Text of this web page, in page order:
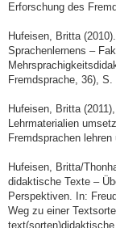
Erforschung des
Hufeisen, Britta
Sprachenlernens –
Fremdsprache, 36), S.
Hufeisen, Britta
Lehrmaterialien
Fremdsprachen lehren
Hufeisen, Britta/
didaktische Texte –
Perspektiven. In:
Weg zu einer